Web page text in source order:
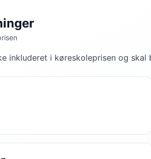
inkluderet i køreskoleprisen og skal